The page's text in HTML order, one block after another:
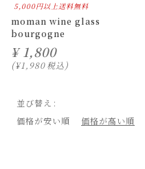
5,000円以上送料無料
moman wine glass
bourgogne
¥ 1,800
¥1,980税込
並び替え
価格が安い順
価格が高い順